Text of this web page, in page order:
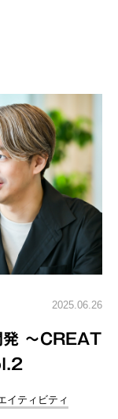
2025.06.26
発 ～CREAT
イティビティ